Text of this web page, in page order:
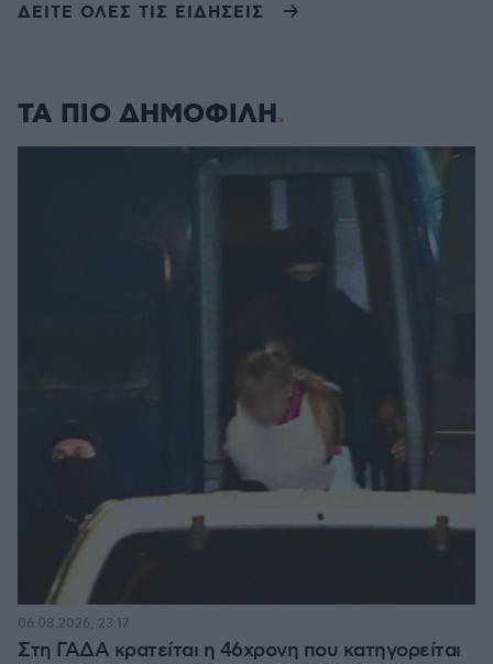
ΔΕΙΤΕ ΟΛΕΣ ΤΙΣ ΕΙΔΗΣΕΙΣ
ΤΑ ΠΙΟ ΔΗΜΟΦΙΛΗ
Στη ΓΑΔΑ κρατείται η 46χρονη που κατηγορείται
06.08.2026, 23:17